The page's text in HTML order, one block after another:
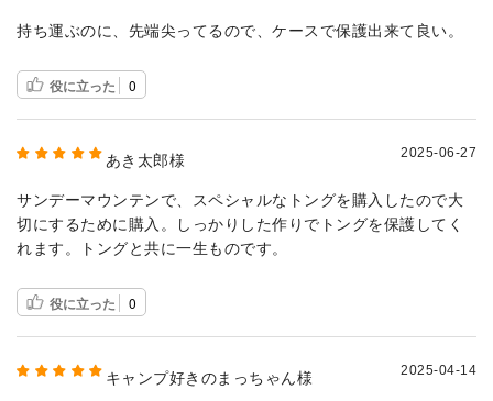
持ち運ぶのに、先端尖ってるので、ケースで保護出来て良い。
役に立った 0
あき太郎様 2025-06-27
サンデーマウンテンで、スペシャルなトングを購入したので大
切にするために購入。しっかりした作りでトングを保護してく
れます。トングと共に一生ものです。
役に立った 0
キャンプ好きのまっちゃん様 2025-04-14